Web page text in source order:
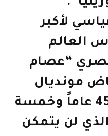
لأكبر
العالم
“عصام
مونديال
روسيا 2018 بعمر 45 عاماً وخمسة
لن يتمكن